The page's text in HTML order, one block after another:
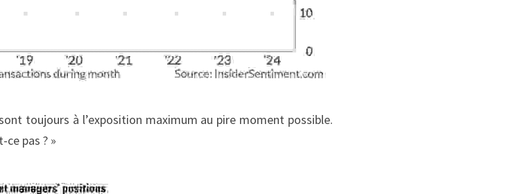
toujours à l’exposition maximum au pire moment possible.
pas ? »